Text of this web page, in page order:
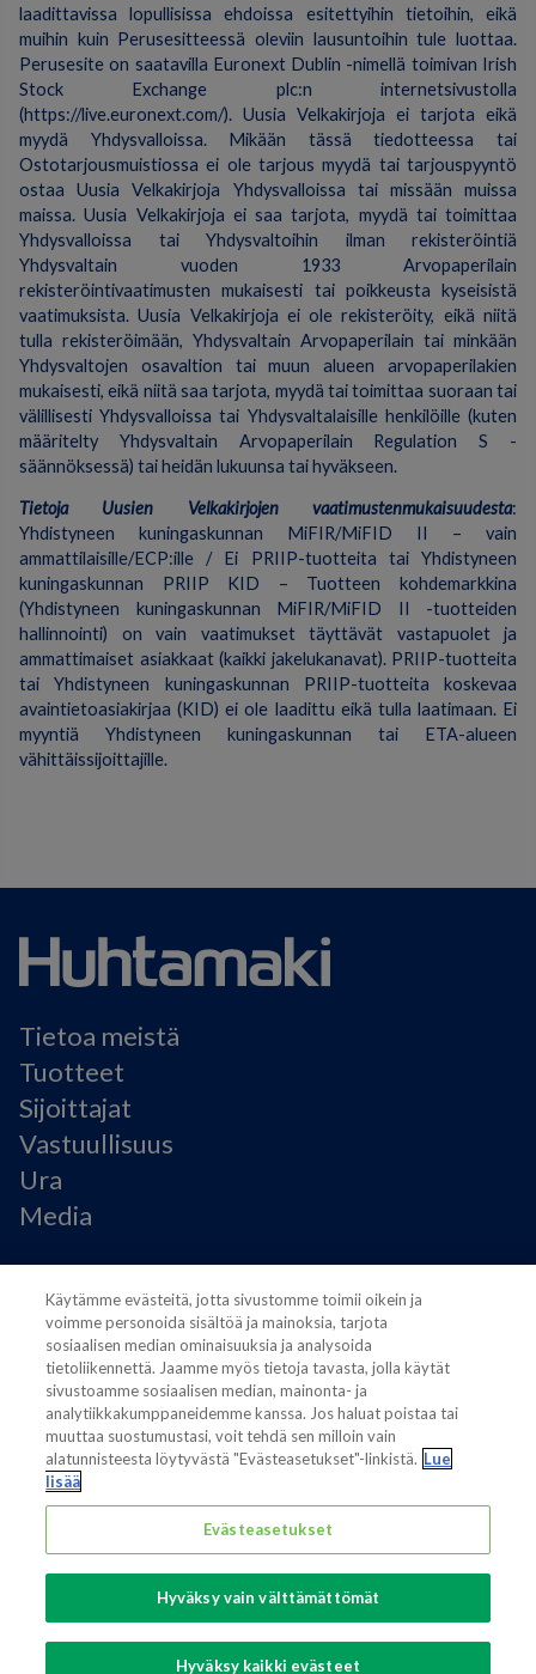
laadittavissa lopullisissa ehdoissa esitettyihin tietoihin, eikä
muihin kuin Perusesitteessä oleviin lausuntoihin tule luottaa.
Perusesite on saatavilla Euronext Dublin -nimellä toimivan Irish
Stock Exchange plc:n internetsivustolla
(https://live.euronext.com/). Uusia Velkakirjoja ei tarjota eikä
myydä Yhdysvalloissa. Mikään tässä tiedotteessa tai
Ostotarjousmuistiossa ei ole tarjous myydä tai tarjouspyyntö
ostaa Uusia Velkakirjoja Yhdysvalloissa tai missään muissa
maissa. Uusia Velkakirjoja ei saa tarjota, myydä tai toimittaa
Yhdysvalloissa tai Yhdysvaltoihin ilman rekisteröintiä
Yhdysvaltain vuoden 1933 Arvopaperilain
rekisteröintivaatimusten mukaisesti tai poikkeusta kyseisistä
vaatimuksista. Uusia Velkakirjoja ei ole rekisteröity, eikä niitä
tulla rekisteröimään, Yhdysvaltain Arvopaperilain tai minkään
Yhdysvaltojen osavaltion tai muun alueen arvopaperilakien
mukaisesti, eikä niitä saa tarjota, myydä tai toimittaa suoraan tai
välillisesti Yhdysvalloissa tai Yhdysvaltalaisille henkilöille (kuten
määritelty Yhdysvaltain Arvopaperilain Regulation S -
säännöksessä) tai heidän lukuunsa tai hyväkseen.
Tietoja Uusien Velkakirjojen vaatimustenmukaisuudesta:
Yhdistyneen kuningaskunnan MiFIR/MiFID II – vain
ammattilaisille/ECP:ille / Ei PRIIP-tuotteita tai Yhdistyneen
kuningaskunnan PRIIP KID – Tuotteen kohdemarkkina
(Yhdistyneen kuningaskunnan MiFIR/MiFID II -tuotteiden
hallinnointi) on vain vaatimukset täyttävät vastapuolet ja
ammattimaiset asiakkaat (kaikki jakelukanavat). PRIIP-tuotteita
tai Yhdistyneen kuningaskunnan PRIIP-tuotteita koskevaa
avaintietoasiakirjaa (KID) ei ole laadittu eikä tulla laatimaan. Ei
myyntiä Yhdistyneen kuningaskunnan tai ETA-alueen
vähittäissijoittajille.
Tietoa meistä
Tuotteet
Sijoittajat
Vastuullisuus
Ura
Media
Käyttöehdot
Modern Slavery Statement
Tietosuojaseloste
Käyttöehdot
Evästeasetukset
Also of interest
Sustainable Packaging Solutions
Media contacts
Global supplier of food and beverage packaging
Käytämme evästeitä, jotta sivustomme toimii oikein ja
voimme personoida sisältöä ja mainoksia, tarjota
sosiaalisen median ominaisuuksia ja analysoida
tietoliikennettä. Jaamme myös tietoja tavasta, jolla käytät
sivustoamme sosiaalisen median, mainonta- ja
analytiikkakumppaneidemme kanssa. Jos haluat poistaa tai
muuttaa suostumustasi, voit tehdä sen milloin vain
alatunnisteesta löytyvästä "Evästeasetukset"-linkistä. Lue
lisää
Evästeasetukset
Hyväksy vain välttämättömät
Hyväksy kaikki evästeet